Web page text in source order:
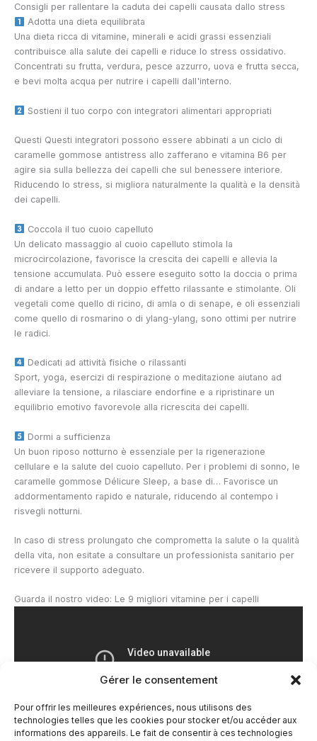
Gérer le consentement
Pour offrir les meilleures expériences, nous utilisons des
technologies telles que les cookies pour stocker et/ou accéder aux
informations des appareils. Le fait de consentir à ces technologies
Consigli per rallentare la caduta dei capelli causata dallo stress
Adotta una dieta equilibrata
Una dieta ricca di vitamine, minerali e acidi grassi essenziali
contribuisce alla salute dei capelli e riduce lo stress ossidativo.
Concentrati su frutta, verdura, pesce azzurro, uova e frutta secca,
e bevi molta acqua per nutrire i capelli dall'interno.
Sostieni il tuo corpo con integratori alimentari appropriati
Questi Questi integratori possono essere abbinati a un ciclo di
caramelle gommose antistress allo zafferano e vitamina B6 per
agire sia sulla bellezza dei capelli che sul benessere interiore.
Riducendo lo stress, si migliora naturalmente la qualità e la densità
dei capelli.
Coccola il tuo cuoio capelluto
Un delicato massaggio al cuoio capelluto stimola la
microcircolazione, favorisce la crescita dei capelli e allevia la
tensione accumulata. Può essere eseguito sotto la doccia o prima
di andare a letto per un doppio effetto rilassante e stimolante. Oli
vegetali come quello di ricino, di amla o di senape, e oli essenziali
come quello di rosmarino o di ylang-ylang, sono ottimi per nutrire
le radici.
Dedicati ad attività fisiche o rilassanti
Sport, yoga, esercizi di respirazione o meditazione aiutano ad
alleviare la tensione, a rilasciare endorfine e a ripristinare un
equilibrio emotivo favorevole alla ricrescita dei capelli.
Dormi a sufficienza
Un buon riposo notturno è essenziale per la rigenerazione
cellulare e la salute del cuoio capelluto. Per i problemi di sonno, le
caramelle gommose Délicure Sleep, a base di… Favorisce un
addormentamento rapido e naturale, riducendo al contempo i
risvegli notturni.
In caso di stress prolungato che comprometta la salute o la qualità
della vita, non esitate a consultare un professionista sanitario per
ricevere il supporto adeguato.
Guarda il nostro video: Le 9 migliori vitamine per i capelli